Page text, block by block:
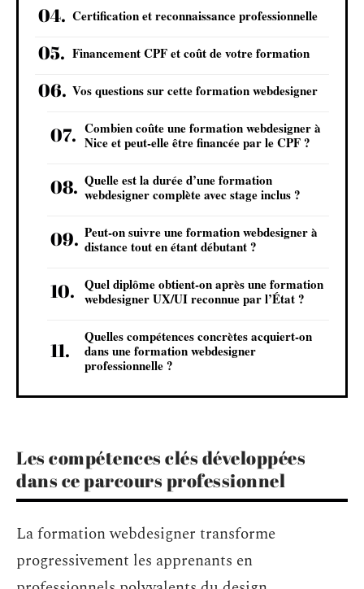
Certification et reconnaissance professionnelle
Financement CPF et coût de votre formation
Vos questions sur cette formation webdesigner
Combien coûte une formation webdesigner à
Nice et peut-elle être financée par le CPF ?
Quelle est la durée d’une formation
webdesigner complète avec stage inclus ?
Peut-on suivre une formation webdesigner à
distance tout en étant débutant ?
Quel diplôme obtient-on après une formation
webdesigner UX/UI reconnue par l’État ?
Quelles compétences concrètes acquiert-on
dans une formation webdesigner
professionnelle ?
Les compétences clés développées
dans ce parcours professionnel
La formation webdesigner transforme
progressivement les apprenants en